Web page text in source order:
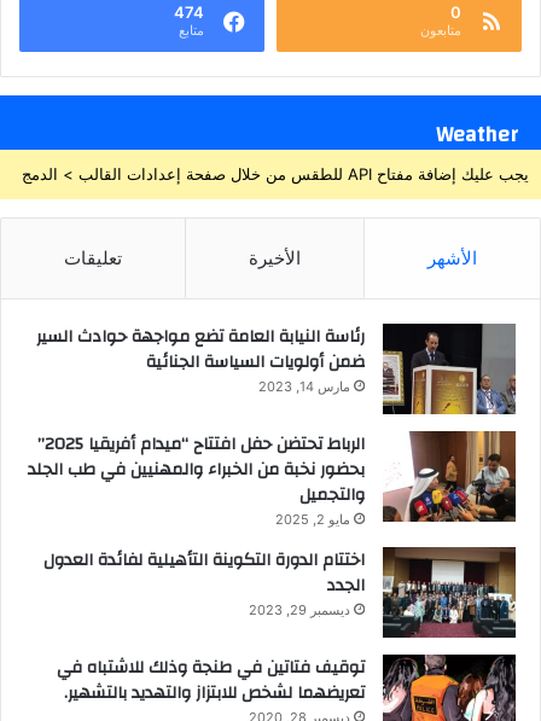
0
متابعون
474
متابع
Weather
يجب عليك إضافة مفتاح API للطقس من خلال صفحة إعدادات القالب > الدمج
الأشهر الأخيرة تعليقات
رئاسة النيابة العامة تضع مواجهة حوادث السير
ضمن أولويات السياسة الجنائية
مارس 14, 2023
الرباط تحتضن حفل افتتاح “ميدام أفريقيا 2025”
بحضور نخبة من الخبراء والمهنيين في طب الجلد
والتجميل
مايو 2, 2025
اختتام الدورة التكوينة التأهيلية لفائدة العدول
الجدد
ديسمبر 29, 2023
توقيف فتاتين في طنجة وذلك للاشتباه في
تعريضهما لشخص للابتزاز والتهديد بالتشهير.
ديسمبر 28, 2020